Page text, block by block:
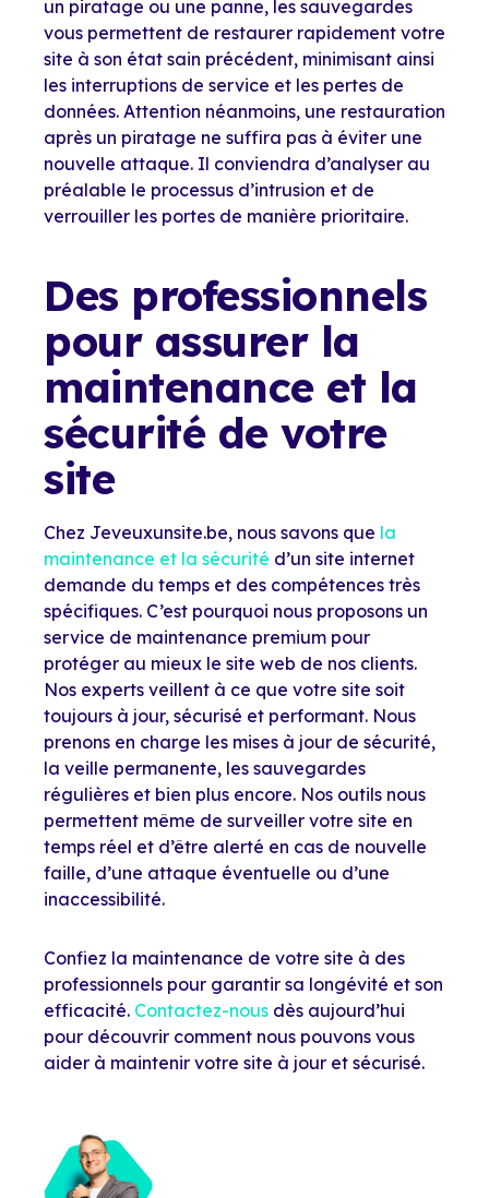
un piratage ou une panne, les sauvegardes
vous permettent de restaurer rapidement votre
site à son état sain précédent, minimisant ainsi
les interruptions de service et les pertes de
données. Attention néanmoins, une restauration
après un piratage ne suffira pas à éviter une
nouvelle attaque. Il conviendra d’analyser au
préalable le processus d’intrusion et de
verrouiller les portes de manière prioritaire.
Des professionnels
pour assurer la
maintenance et la
sécurité de votre
site
Chez Jeveuxunsite.be, nous savons que la
maintenance et la sécurité d’un site internet
demande du temps et des compétences très
spécifiques. C’est pourquoi nous proposons un
service de maintenance premium pour
protéger au mieux le site web de nos clients.
Nos experts veillent à ce que votre site soit
toujours à jour, sécurisé et performant. Nous
prenons en charge les mises à jour de sécurité,
la veille permanente, les sauvegardes
régulières et bien plus encore. Nos outils nous
permettent même de surveiller votre site en
temps réel et d’être alerté en cas de nouvelle
faille, d’une attaque éventuelle ou d’une
inaccessibilité.
Confiez la maintenance de votre site à des
professionnels pour garantir sa longévité et son
efficacité. Contactez-nous dès aujourd’hui
pour découvrir comment nous pouvons vous
aider à maintenir votre site à jour et sécurisé.